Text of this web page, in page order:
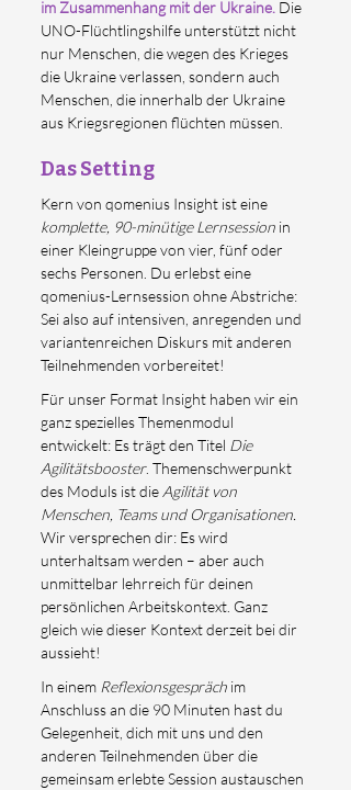
im Zusammenhang mit der Ukraine. Die
UNO-Flüchtlingshilfe unterstützt nicht
nur Menschen, die wegen des Krieges
die Ukraine verlassen, sondern auch
Menschen, die innerhalb der Ukraine
aus Kriegsregionen flüchten müssen.
Das Setting
Kern von qomenius Insight ist eine
komplette, 90-minütige Lernsession in
einer Kleingruppe von vier, fünf oder
sechs Personen. Du erlebst eine
qomenius-Lernsession ohne Abstriche:
Sei also auf intensiven, anregenden und
variantenreichen Diskurs mit anderen
Teilnehmenden vorbereitet!
Für unser Format Insight haben wir ein
ganz spezielles Themenmodul
entwickelt: Es trägt den Titel Die
Agilitätsbooster. Themenschwerpunkt
des Moduls ist die Agilität von
Menschen, Teams und Organisationen.
Wir versprechen dir: Es wird
unterhaltsam werden – aber auch
unmittelbar lehrreich für deinen
persönlichen Arbeitskontext. Ganz
gleich wie dieser Kontext derzeit bei dir
aussieht!
In einem Reflexionsgespräch im
Anschluss an die 90 Minuten hast du
Gelegenheit, dich mit uns und den
anderen Teilnehmenden über die
gemeinsam erlebte Session austauschen